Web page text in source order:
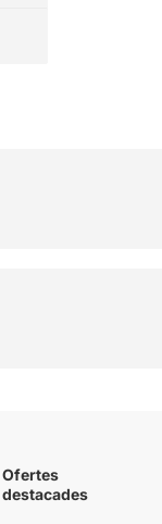
Ofertes
destacades